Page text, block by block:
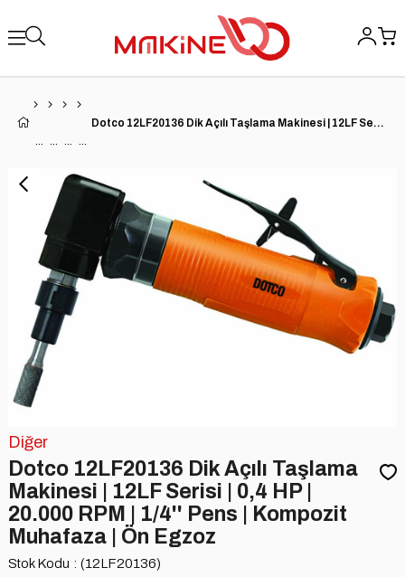
Dotco 12LF20136 Dik Açılı Taşlama Makinesi | 12LF Serisi | 0,4 HP | 20.000 RPM | 1/4'' Pens | Kompozit Muhafaza | Ön Egzoz
Diğer
Dotco 12LF20136 Dik Açılı Taşlama
Makinesi | 12LF Serisi | 0,4 HP |
20.000 RPM | 1/4'' Pens | Kompozit
Muhafaza | Ön Egzoz
Stok Kodu (12LF20136)